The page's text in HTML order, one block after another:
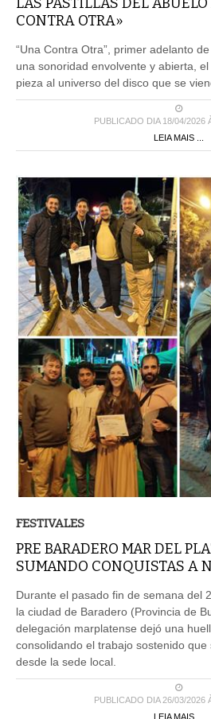
CONTRA OTRA»
“Una Contra Otra”, primer adelanto
una sonoridad envolvente y abierta,
pieza al universo del disco que se
PUBLICADO DIA 18/04/2026
LEIA MAIS ...
FESTIVALES
PRE BARADERO MAR DEL
SUMANDO CONQUISTAS A
Durante el pasado fin de semana del
la ciudad de Baradero (Provincia de
delegación marplatense dejó una
consolidando el trabajo sostenido
desde la sede local.
PUBLICADO DIA 26/03/2026
LEIA MAIS ...